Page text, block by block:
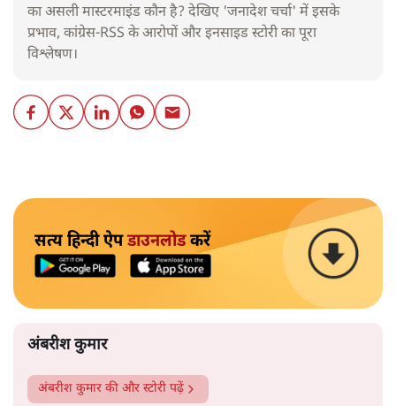
का असली मास्टरमाइंड कौन है? देखिए 'जनादेश चर्चा' में इसके
प्रभाव, कांग्रेस-RSS के आरोपों और इनसाइड स्टोरी का पूरा
विश्लेषण।
सत्य हिन्दी ऐपडाउनलोडकरें
अंबरीश कुमार
अंबरीश कुमार की और स्टोरी पढ़ें